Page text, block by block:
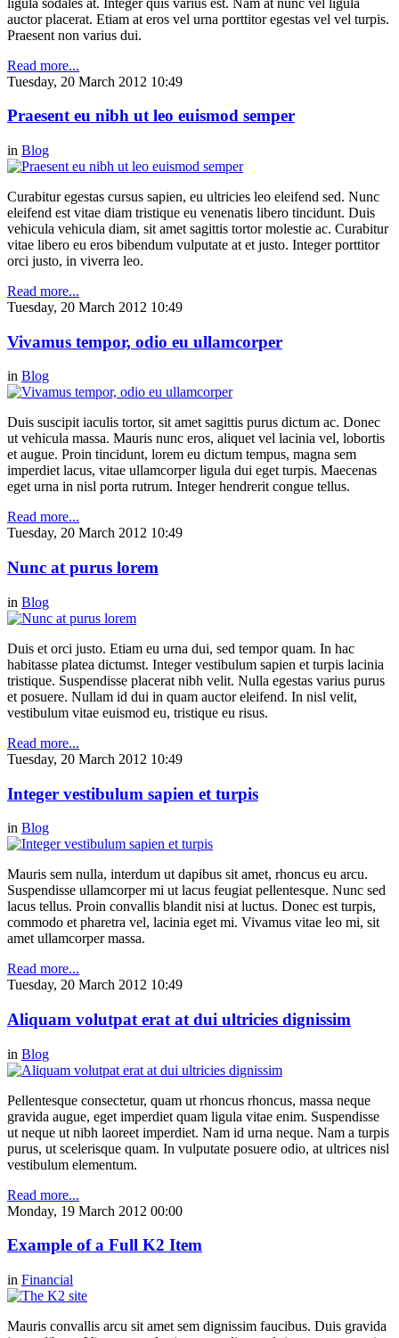
auctor placerat. Etiam at eros vel urna porttitor egestas vel vel turpis.
Praesent non varius dui.
Read more...
Tuesday, 20 March 2012 10:49
Praesent eu nibh ut leo euismod semper
in Blog
Curabitur egestas cursus sapien, eu ultricies leo eleifend sed. Nunc
eleifend est vitae diam tristique eu venenatis libero tincidunt. Duis
vehicula vehicula diam, sit amet sagittis tortor molestie ac. Curabitur
vitae libero eu eros bibendum vulputate at et justo. Integer porttitor
orci justo, in viverra leo.
Read more...
Tuesday, 20 March 2012 10:49
Vivamus tempor, odio eu ullamcorper
in Blog
Duis suscipit iaculis tortor, sit amet sagittis purus dictum ac. Donec
ut vehicula massa. Mauris nunc eros, aliquet vel lacinia vel, lobortis
et augue. Proin tincidunt, lorem eu dictum tempus, magna sem
imperdiet lacus, vitae ullamcorper ligula dui eget turpis. Maecenas
eget urna in nisl porta rutrum. Integer hendrerit congue tellus.
Read more...
Tuesday, 20 March 2012 10:49
Nunc at purus lorem
in Blog
Duis et orci justo. Etiam eu urna dui, sed tempor quam. In hac
habitasse platea dictumst. Integer vestibulum sapien et turpis lacinia
tristique. Suspendisse placerat nibh velit. Nulla egestas varius purus
et posuere. Nullam id dui in quam auctor eleifend. In nisl velit,
vestibulum vitae euismod eu, tristique eu risus.
Read more...
Tuesday, 20 March 2012 10:49
Integer vestibulum sapien et turpis
in Blog
Mauris sem nulla, interdum ut dapibus sit amet, rhoncus eu arcu.
Suspendisse ullamcorper mi ut lacus feugiat pellentesque. Nunc sed
lacus tellus. Proin convallis blandit nisi at luctus. Donec est turpis,
commodo et pharetra vel, lacinia eget mi. Vivamus vitae leo mi, sit
amet ullamcorper massa.
Read more...
Tuesday, 20 March 2012 10:49
Aliquam volutpat erat at dui ultricies dignissim
in Blog
Pellentesque consectetur, quam ut rhoncus rhoncus, massa neque
gravida augue, eget imperdiet quam ligula vitae enim. Suspendisse
ut neque ut nibh laoreet imperdiet. Nam id urna neque. Nam a turpis
purus, ut scelerisque quam. In vulputate posuere odio, at ultrices nisl
vestibulum elementum.
Read more...
Monday, 19 March 2012 00:00
Example of a Full K2 Item
in Financial
Mauris convallis arcu sit amet sem dignissim faucibus. Duis gravida